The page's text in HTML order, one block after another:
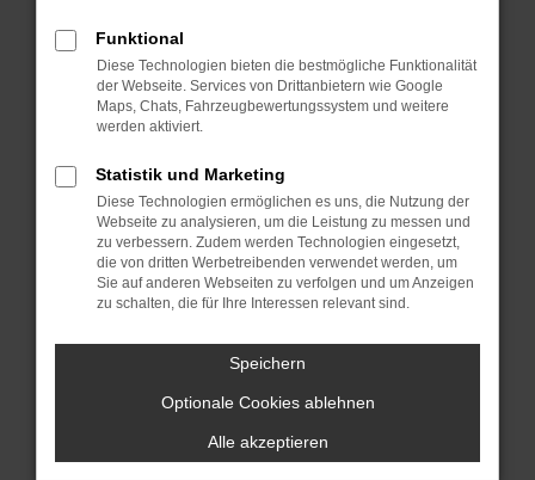
deine Suchmaschine?
Prüfe deine Browsererweiterungen.
Manche Erweiterungen, wie Werbeblocker,
können das Laden bestimmter Seiten
anderen Browser oder in einem privaten
Fenster?
Starte dein Gerät neu.
Das kann manchmal helfen,
vorübergehende Probleme zu beheben.
Stelle sicher, dass dein Browser und dein
Betriebssystem auf dem neuesten Stand
Veraltete Software birgt nicht nur ein
Sicherheitsrisiko, sondern kann auch dazu
Funktional
Diese Technologien bieten die bestmögliche Funktionalität
der Webseite. Services von Drittanbietern wie Google
Maps, Chats, Fahrzeugbewertungssystem und weitere
werden aktiviert.
Statistik und Marketing
Diese Technologien ermöglichen es uns, die Nutzung der
Webseite zu analysieren, um die Leistung zu messen und
zu verbessern. Zudem werden Technologien eingesetzt,
die von dritten Werbetreibenden verwendet werden, um
Sie auf anderen Webseiten zu verfolgen und um Anzeigen
zu schalten, die für Ihre Interessen relevant sind.
Speichern
Optionale Cookies ablehnen
Alle akzeptieren